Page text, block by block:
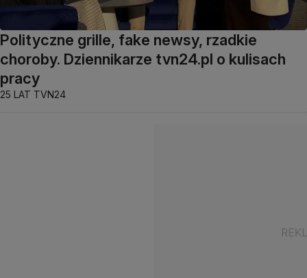
Polityczne grille, fake newsy, rzadkie
choroby. Dziennikarze tvn24.pl o kulisach
pracy
25 LAT TVN24